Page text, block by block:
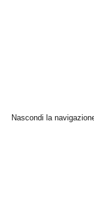
Nascondi la